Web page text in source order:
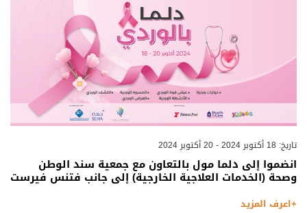
تاريخ: 18 أكتوبر 2024 - 20 أكتوبر 2024
انضموا إلى دلما مول بالتعاون مع جمعية سند الوطن
وصحة (الخدمات العلاجية الخارجية) إلى جانب فتنس فيرست
+اعرف المزيد